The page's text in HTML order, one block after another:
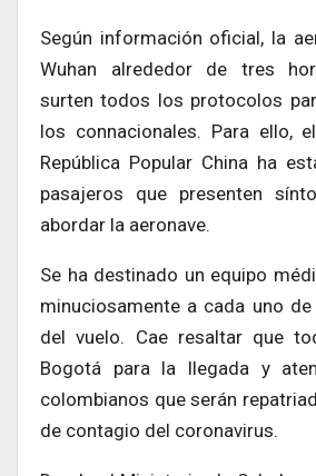
Según información oficial, la
Wuhan alrededor de tres
surten todos los protocolos
los connacionales. Para ello,
República Popular China ha
pasajeros que presenten
abordar la aeronave.
Se ha destinado un equipo
minuciosamente a cada uno
del vuelo. Cae resaltar que
Bogotá para la llegada y
colombianos que serán
de contagio del coronavirus.